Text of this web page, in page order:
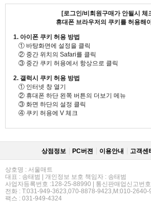
[로그인/비회원구매가 안될시 체
휴대폰 브라우저의 쿠키를 허용해
1. 아이폰 쿠키 허용 방법
① 바탕화면에 설정을 클릭
② 중간 위치의 Safari를 클릭
③ 중간 쿠키 허용에서 항상으로 클릭
2. 갤럭시 쿠키 허용 방법
① 인터넷 창 열기
② 휴대폰 하단 왼쪽 버튼의 더보기 메뉴
③ 화면 하단의 설정 클릭
④ 쿠키 허용에 V 체크
상점정보 PC버젼 이용안내 고객센
상호명 : 서울매트
대표 : 송태범 | 개인정보 보호 책임자 : 송태범
사업자등록번호 :128-25-88990 | 통신판매업신고번
전화 : T:031-949-3623,070-8878-9423,M:010-2640-
팩스 : 031-949-4324